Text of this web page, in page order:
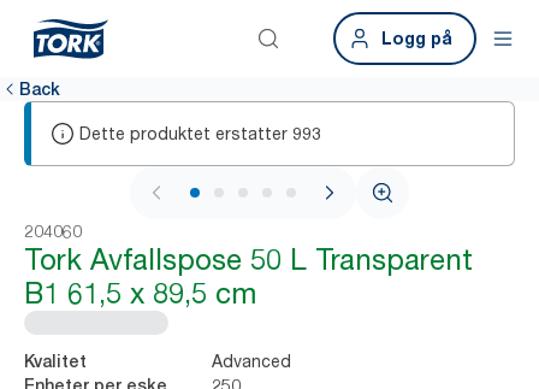
Logg på
Back
Dette produktet erstatter 993
1 / 6
204060
Tork Avfallspose 50 L Transparent
B1 61,5 x 89,5 cm
Kvalitet Advanced
250